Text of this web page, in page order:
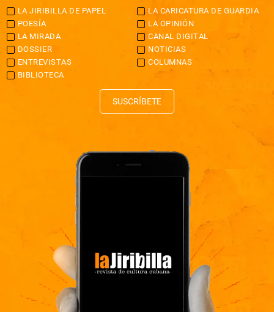
LA JIRIBILLA DE PAPEL
LA CARICATURA DE GUARDIA
POESÍA
LA OPINIÓN
LA MIRADA
CANAL DIGITAL
DOSSIER
NOTICIAS
ENTREVISTAS
COLUMNAS
BIBLIOTECA
SUSCRÍBETE